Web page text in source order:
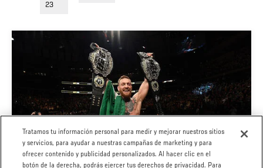
23
UFC 303 CONOR MCGREGOR: MARATÓN DE
CARRERA
Tratamos tu información personal para medir y mejorar nuestros sitios
y servicios, para ayudar a nuestras campañas de marketing y para
ofrecer contenido y publicidad personalizados. Al hacer clic en el
botón de la derecha, podrás ejercer tus derechos de privacidad. Para